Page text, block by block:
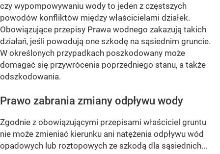
czy wypompowywaniu wody to jeden z częstszych
powodów konfliktów między właścicielami działek.
Obowiązujące przepisy Prawa wodnego zakazują takich
działań, jeśli powodują one szkodę na sąsiednim gruncie.
W określonych przypadkach poszkodowany może
domagać się przywrócenia poprzedniego stanu, a także
odszkodowania.
Prawo zabrania zmiany odpływu wody
Zgodnie z obowiązującymi przepisami właściciel gruntu
nie może zmieniać kierunku ani natężenia odpływu wód
opadowych lub roztopowych ze szkodą dla sąsiednich...